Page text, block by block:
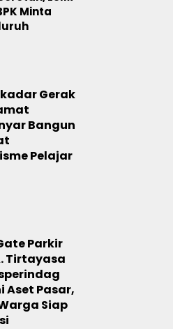
Minta
Gerak
Bangun
Pelajar
Parkir
Tirtayasa
Aset Pasar,
Siap